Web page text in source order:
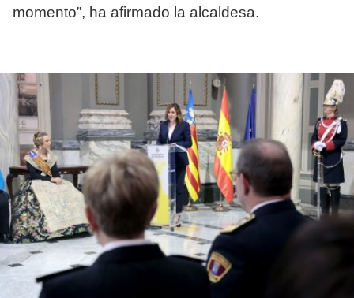
momento”, ha afirmado la alcaldesa.